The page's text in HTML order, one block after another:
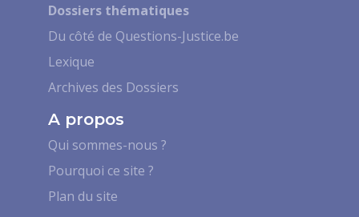
Dossiers thématiques
Du côté de Questions-Justice.be
Lexique
Archives des Dossiers
A propos
Qui sommes-nous ?
Pourquoi ce site ?
Plan du site